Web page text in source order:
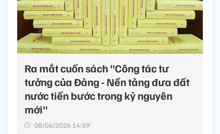
Ra mắt cuốn sách "Công tác tư
tưởng của Đảng - Nền tảng đưa đất
nước tiến bước trong kỷ nguyên
mới"
08/06/2026 14:59’